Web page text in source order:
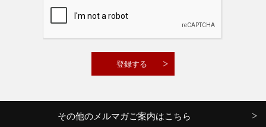
その他のメルマガご案内はこちら